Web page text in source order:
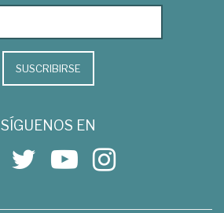
SUSCRIBIRSE
SÍGUENOS EN